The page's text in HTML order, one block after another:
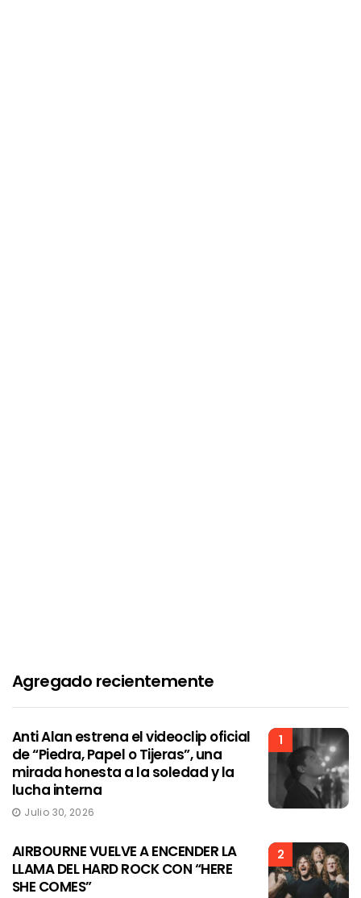
Agregado recientemente
1
Anti Alan estrena el videoclip oficial
de “Piedra, Papel o Tijeras”, una
mirada honesta a la soledad y la
lucha interna
Julio 30, 2026
2
AIRBOURNE VUELVE A ENCENDER LA
LLAMA DEL HARD ROCK CON “HERE
SHE COMES”